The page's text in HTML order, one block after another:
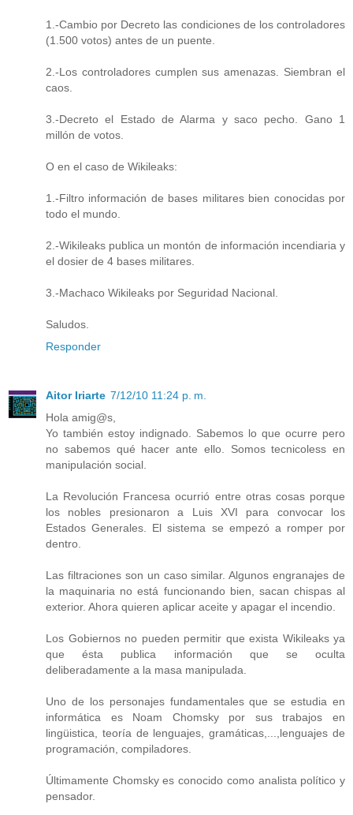
1.-Cambio por Decreto las condiciones de los controladores
(1.500 votos) antes de un puente.
2.-Los controladores cumplen sus amenazas. Siembran el
caos.
3.-Decreto el Estado de Alarma y saco pecho. Gano 1
millón de votos.
O en el caso de Wikileaks:
1.-Filtro información de bases militares bien conocidas por
todo el mundo.
2.-Wikileaks publica un montón de información incendiaria y
el dosier de 4 bases militares.
3.-Machaco Wikileaks por Seguridad Nacional.
Saludos.
Responder
Aitor Iriarte 7/12/10 11:24 p. m.
Hola amig@s,
Yo también estoy indignado. Sabemos lo que ocurre pero
no sabemos qué hacer ante ello. Somos tecnicoless en
manipulación social.
La Revolución Francesa ocurrió entre otras cosas porque
los nobles presionaron a Luis XVI para convocar los
Estados Generales. El sistema se empezó a romper por
dentro.
Las filtraciones son un caso similar. Algunos engranajes de
la maquinaria no está funcionando bien, sacan chispas al
exterior. Ahora quieren aplicar aceite y apagar el incendio.
Los Gobiernos no pueden permitir que exista Wikileaks ya
que ésta publica información que se oculta
deliberadamente a la masa manipulada.
Uno de los personajes fundamentales que se estudia en
informática es Noam Chomsky por sus trabajos en
lingüistica, teoría de lenguajes, gramáticas,...,lenguajes de
programación, compiladores.
Últimamente Chomsky es conocido como analista político y
pensador.